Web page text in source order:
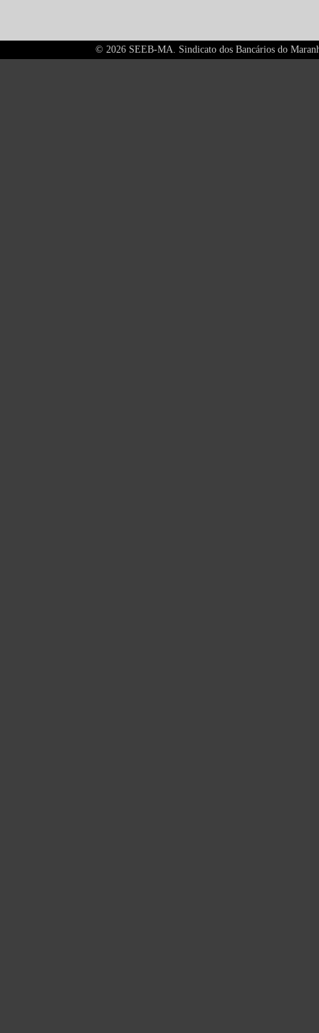
© 2026 SEEB-MA. Sindicato dos Bancários do